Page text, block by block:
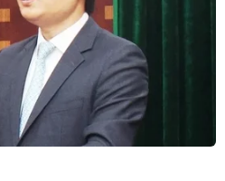
đi kèm với giảm mạnh chi
sự phản đối từ đảng Dân